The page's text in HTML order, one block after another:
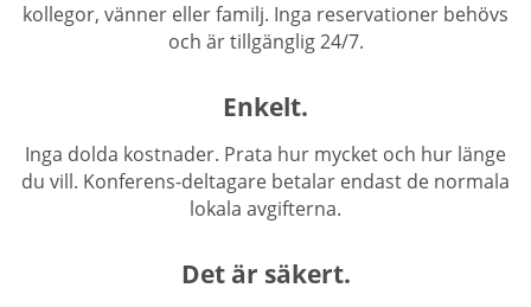
kollegor, vänner eller familj. Inga reservationer behövs
och är tillgänglig 24/7.
Enkelt.
Inga dolda kostnader. Prata hur mycket och hur länge
du vill. Konferens-deltagare betalar endast de normala
lokala avgifterna.
Det är säkert.